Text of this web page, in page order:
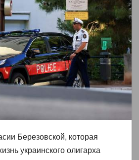
Березовской, которая
украинского олигарха